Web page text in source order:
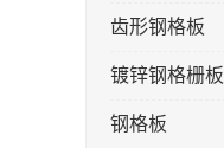
齿形钢格板
镀锌钢格栅板
钢格板